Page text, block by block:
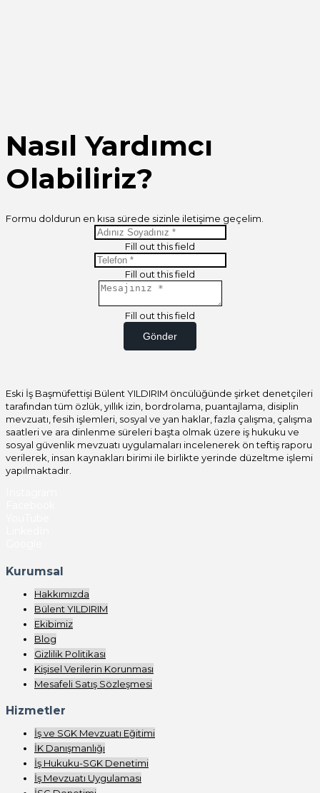
Nasıl Yardımcı
Olabiliriz?
Formu doldurun en kısa sürede sizinle iletişime geçelim.
Fill out this field
Fill out this field
Fill out this field
Gönder
Eski İş Başmüfettişi Bülent YILDIRIM öncülüğünde şirket denetçileri
tarafından tüm özlük, yıllık izin, bordrolama, puantajlama, disiplin
mevzuatı, fesih işlemleri, sosyal ve yan haklar, fazla çalışma, çalışma
saatleri ve ara dinlenme süreleri başta olmak üzere iş hukuku ve
sosyal güvenlik mevzuatı uygulamaları incelenerek ön teftiş raporu
verilerek, insan kaynakları birimi ile birlikte yerinde düzeltme işlemi
yapılmaktadır.
Kurumsal
Hakkımızda
Bülent YILDIRIM
Ekibimiz
Blog
Gizlilik Politikası
Kişisel Verilerin Korunması
Mesafeli Satış Sözleşmesi
Hizmetler
İş ve SGK Mevzuatı Eğitimi
İK Danışmanlığı
İş Hukuku-SGK Denetimi
İş Mevzuatı Uygulaması